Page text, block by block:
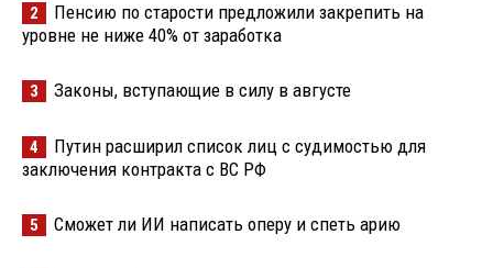
2
Пенсию по старости предложили закрепить на
уровне не ниже 40% от заработка
3 Законы, вступающие в силу в августе
4
Путин расширил список лиц с судимостью для
заключения контракта с ВС РФ
5 Сможет ли ИИ написать оперу и спеть арию